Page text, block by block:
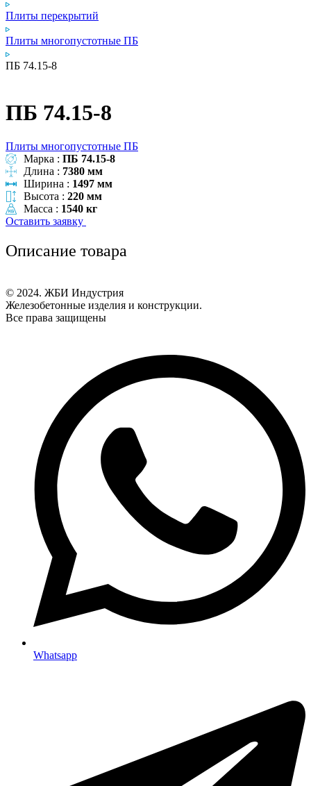
Плиты перекрытий
Плиты многопустотные ПБ
ПБ 74.15-8
ПБ 74.15-8
Плиты многопустотные ПБ
Марка : ПБ 74.15-8
Длина : 7380 мм
Ширина : 1497 мм
Высота : 220 мм
Масса : 1540 кг
Оставить заявку
Описание товара
© 2024. ЖБИ Индустрия
Железобетонные изделия и конструкции.
Все права защищены
Whatsapp